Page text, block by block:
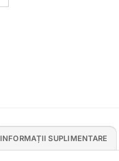
INFORMAȚII SUPLIMENTARE